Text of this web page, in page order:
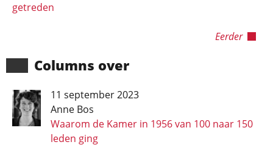
getreden
Eerder
Columns over
11 september 2023
Anne Bos
Waarom de Kamer in 1956 van 100 naar 150
leden ging